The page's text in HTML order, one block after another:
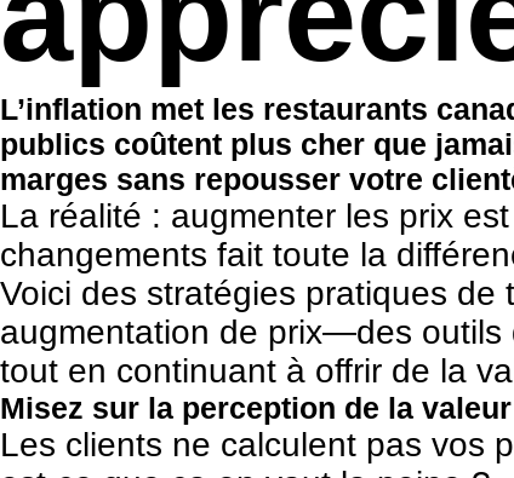
L’inflation met les restaurants
publics coûtent plus cher que
marges sans repousser votre
La réalité : augmenter les prix
changements fait toute la
Voici des stratégies pratiques de
augmentation de prix—des outils
tout en continuant à offrir de la
Misez sur la perception de la valeur
Les clients ne calculent pas vos